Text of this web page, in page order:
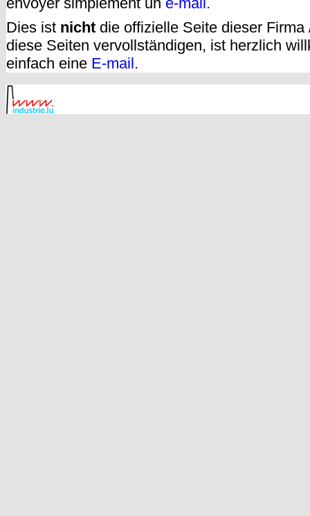
Dies ist nicht die offizielle Seite dieser
diese Seiten vervollständigen, ist herzlich
einfach eine E-mail .